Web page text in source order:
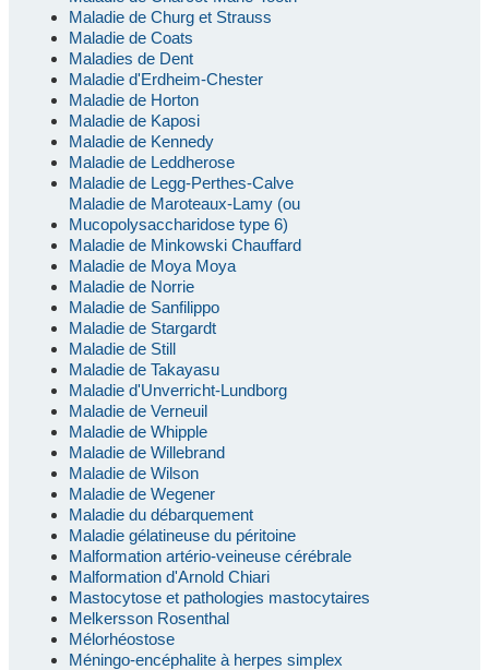
Maladie de Churg et Strauss
Maladie de Coats
Maladies de Dent
Maladie d'Erdheim-Chester
Maladie de Horton
Maladie de Kaposi
Maladie de Kennedy
Maladie de Leddherose
Maladie de Legg-Perthes-Calve
Maladie de Maroteaux-Lamy (ou
Mucopolysaccharidose type 6)
Maladie de Minkowski Chauffard
Maladie de Moya Moya
Maladie de Norrie
Maladie de Sanfilippo
Maladie de Stargardt
Maladie de Still
Maladie de Takayasu
Maladie d'Unverricht-Lundborg
Maladie de Verneuil
Maladie de Whipple
Maladie de Willebrand
Maladie de Wilson
Maladie de Wegener
Maladie du débarquement
Maladie gélatineuse du péritoine
Malformation artério-veineuse cérébrale
Malformation d'Arnold Chiari
Mastocytose et pathologies mastocytaires
Melkersson Rosenthal
Mélorhéostose
Méningo-encéphalite à herpes simplex